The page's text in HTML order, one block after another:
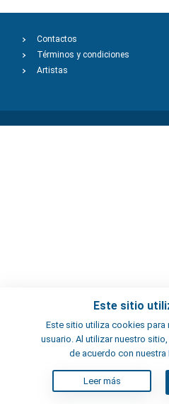
Este sitio
Este sitio utiliza cookies para
usuario. Al utilizar nuestro
de acuerdo con
Leer más
Contactos
Términos y condiciones
Artistas